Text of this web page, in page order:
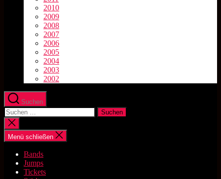
2010
2009
2008
2007
2006
2005
2004
2003
2002
Suchen
Suchen
nach:
Suche
schließen
Menü schließen
Bands
Jumps
Tickets